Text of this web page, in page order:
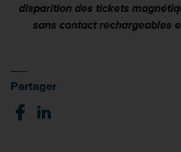
disparition des tickets
sans contact rechargeables
Partager